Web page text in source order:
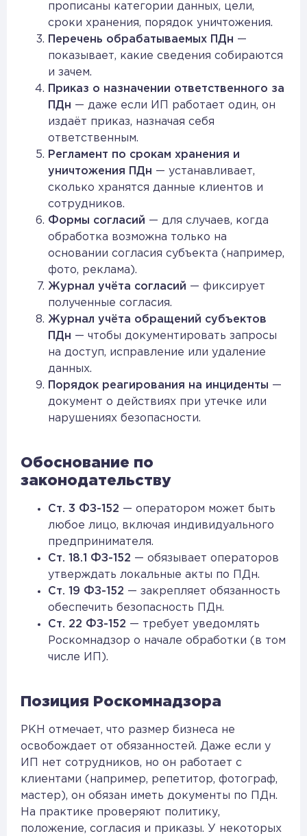
прописаны категории данных, цели,
сроки хранения, порядок уничтожения.
Перечень обрабатываемых ПДн —
показывает, какие сведения собираются
и зачем.
Приказ о назначении ответственного за
ПДн — даже если ИП работает один, он
издаёт приказ, назначая себя
ответственным.
Регламент по срокам хранения и
уничтожения ПДн — устанавливает,
сколько хранятся данные клиентов и
сотрудников.
Формы согласий — для случаев, когда
обработка возможна только на
основании согласия субъекта (например,
фото, реклама).
Журнал учёта согласий — фиксирует
полученные согласия.
Журнал учёта обращений субъектов
ПДн — чтобы документировать запросы
на доступ, исправление или удаление
данных.
Порядок реагирования на инциденты —
документ о действиях при утечке или
нарушениях безопасности.
Обоснование по
законодательству
Ст. 3 ФЗ-152 — оператором может быть
любое лицо, включая индивидуального
предпринимателя.
Ст. 18.1 ФЗ-152 — обязывает операторов
утверждать локальные акты по ПДн.
Ст. 19 ФЗ-152 — закрепляет обязанность
обеспечить безопасность ПДн.
Ст. 22 ФЗ-152 — требует уведомлять
Роскомнадзор о начале обработки (в том
числе ИП).
Позиция Роскомнадзора
РКН отмечает, что размер бизнеса не
освобождает от обязанностей. Даже если у
ИП нет сотрудников, но он работает с
клиентами (например, репетитор, фотограф,
мастер), он обязан иметь документы по ПДн.
На практике проверяют политику,
положение, согласия и приказы. У некоторых